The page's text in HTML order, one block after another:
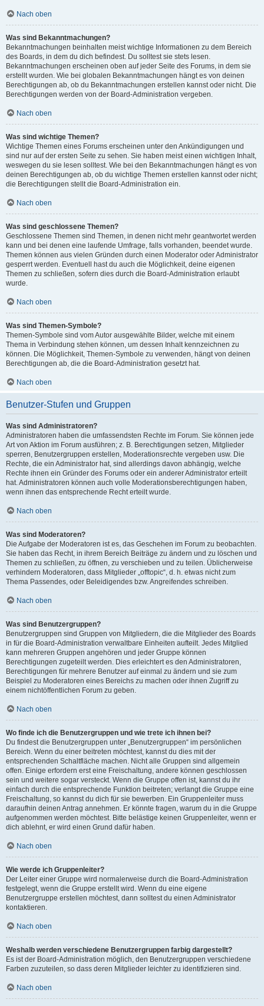
Nach oben
Was sind Bekanntmachungen?
Bekanntmachungen beinhalten meist wichtige Informationen zu dem Bereich
des Boards, in dem du dich befindest. Du solltest sie stets lesen.
Bekanntmachungen erscheinen oben auf jeder Seite des Forums, in dem sie
erstellt wurden. Wie bei globalen Bekanntmachungen hängt es von deinen
Berechtigungen ab, ob du Bekanntmachungen erstellen kannst oder nicht. Die
Berechtigungen werden von der Board-Administration vergeben.
Nach oben
Was sind wichtige Themen?
Wichtige Themen eines Forums erscheinen unter den Ankündigungen und
sind nur auf der ersten Seite zu sehen. Sie haben meist einen wichtigen Inhalt,
weswegen du sie lesen solltest. Wie bei den Bekanntmachungen hängt es von
deinen Berechtigungen ab, ob du wichtige Themen erstellen kannst oder nicht;
die Berechtigungen stellt die Board-Administration ein.
Nach oben
Was sind geschlossene Themen?
Geschlossene Themen sind Themen, in denen nicht mehr geantwortet werden
kann und bei denen eine laufende Umfrage, falls vorhanden, beendet wurde.
Themen können aus vielen Gründen durch einen Moderator oder Administrator
gesperrt werden. Eventuell hast du auch die Möglichkeit, deine eigenen
Themen zu schließen, sofern dies durch die Board-Administration erlaubt
wurde.
Nach oben
Was sind Themen-Symbole?
Themen-Symbole sind vom Autor ausgewählte Bilder, welche mit einem
Thema in Verbindung stehen können, um dessen Inhalt kennzeichnen zu
können. Die Möglichkeit, Themen-Symbole zu verwenden, hängt von deinen
Berechtigungen ab, die die Board-Administration gesetzt hat.
Nach oben
Benutzer-Stufen und Gruppen
Was sind Administratoren?
Administratoren haben die umfassendsten Rechte im Forum. Sie können jede
Art von Aktion im Forum ausführen; z. B. Berechtigungen setzen, Mitglieder
sperren, Benutzergruppen erstellen, Moderationsrechte vergeben usw. Die
Rechte, die ein Administrator hat, sind allerdings davon abhängig, welche
Rechte ihnen ein Gründer des Forums oder ein anderer Administrator erteilt
hat. Administratoren können auch volle Moderationsberechtigungen haben,
wenn ihnen das entsprechende Recht erteilt wurde.
Nach oben
Was sind Moderatoren?
Die Aufgabe der Moderatoren ist es, das Geschehen im Forum zu beobachten.
Sie haben das Recht, in ihrem Bereich Beiträge zu ändern und zu löschen und
Themen zu schließen, zu öffnen, zu verschieben und zu teilen. Üblicherweise
verhindern Moderatoren, dass Mitglieder „offtopic“, d. h. etwas nicht zum
Thema Passendes, oder Beleidigendes bzw. Angreifendes schreiben.
Nach oben
Was sind Benutzergruppen?
Benutzergruppen sind Gruppen von Mitgliedern, die die Mitglieder des Boards
in für die Board-Administration verwaltbare Einheiten aufteilt. Jedes Mitglied
kann mehreren Gruppen angehören und jeder Gruppe können
Berechtigungen zugeteilt werden. Dies erleichtert es den Administratoren,
Berechtigungen für mehrere Benutzer auf einmal zu ändern und sie zum
Beispiel zu Moderatoren eines Bereichs zu machen oder ihnen Zugriff zu
einem nichtöffentlichen Forum zu geben.
Nach oben
Wo finde ich die Benutzergruppen und wie trete ich ihnen bei?
Du findest die Benutzergruppen unter „Benutzergruppen“ im persönlichen
Bereich. Wenn du einer beitreten möchtest, kannst du dies mit der
entsprechenden Schaltfläche machen. Nicht alle Gruppen sind allgemein
offen. Einige erfordern erst eine Freischaltung, andere können geschlossen
sein und weitere sogar versteckt. Wenn die Gruppe offen ist, kannst du ihr
einfach durch die entsprechende Funktion beitreten; verlangt die Gruppe eine
Freischaltung, so kannst du dich für sie bewerben. Ein Gruppenleiter muss
daraufhin deinen Antrag annehmen. Er könnte fragen, warum du in die Gruppe
aufgenommen werden möchtest. Bitte belästige keinen Gruppenleiter, wenn er
dich ablehnt, er wird einen Grund dafür haben.
Nach oben
Wie werde ich Gruppenleiter?
Der Leiter einer Gruppe wird normalerweise durch die Board-Administration
festgelegt, wenn die Gruppe erstellt wird. Wenn du eine eigene
Benutzergruppe erstellen möchtest, dann solltest du einen Administrator
kontaktieren.
Nach oben
Weshalb werden verschiedene Benutzergruppen farbig dargestellt?
Es ist der Board-Administration möglich, den Benutzergruppen verschiedene
Farben zuzuteilen, so dass deren Mitglieder leichter zu identifizieren sind.
Nach oben